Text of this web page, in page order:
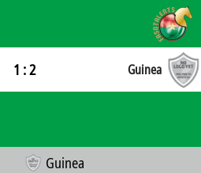
1 : 2 Guinea
Guinea